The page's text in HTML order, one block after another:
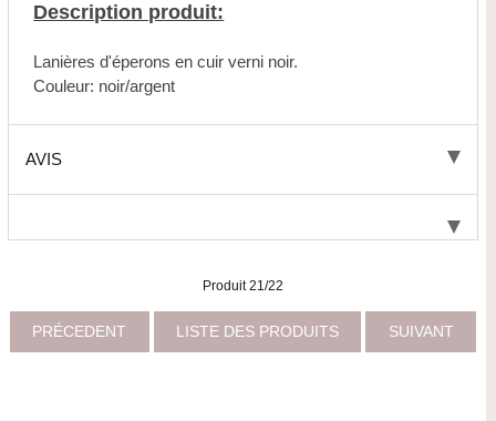
Description produit:
Lanières d'éperons en cuir verni noir.
Couleur: noir/argent
AVIS
Produit 21/22
PRÉCEDENT LISTE DES PRODUITS SUIVANT